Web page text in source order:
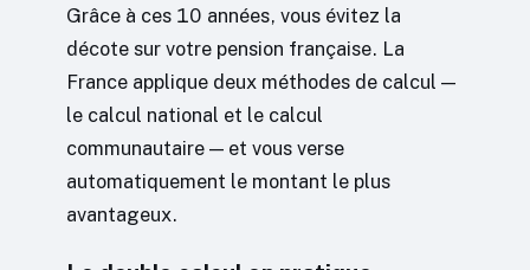
Grâce à ces 10 années, vous évitez la
décote sur votre pension française. La
France applique deux méthodes de calcul —
le calcul national et le calcul
communautaire — et vous verse
automatiquement le montant le plus
avantageux.